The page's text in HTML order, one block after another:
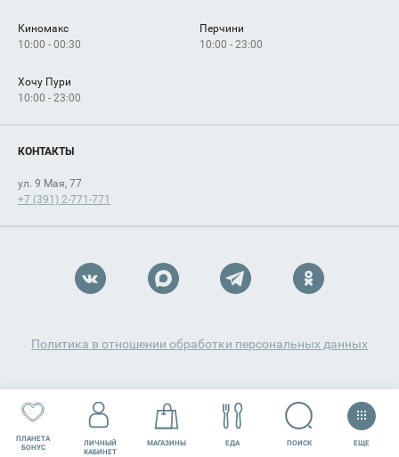
ПЛАНЕТА
БОНУС
ЛИЧНЫЙ
КАБИНЕТ
МАГАЗИНЫ ЕДА РАЗВЛЕЧЕНИЯ СЕРВИСЫ
ПОИСК ЕЩЕ
Киномакс
10:00 - 00:30
Перчини
10:00 - 23:00
Хочу Пури
10:00 - 23:00
КОНТАКТЫ
ул. 9 Мая, 77
+7 (391) 2-771-771
Политика в отношении обработки персональных данных